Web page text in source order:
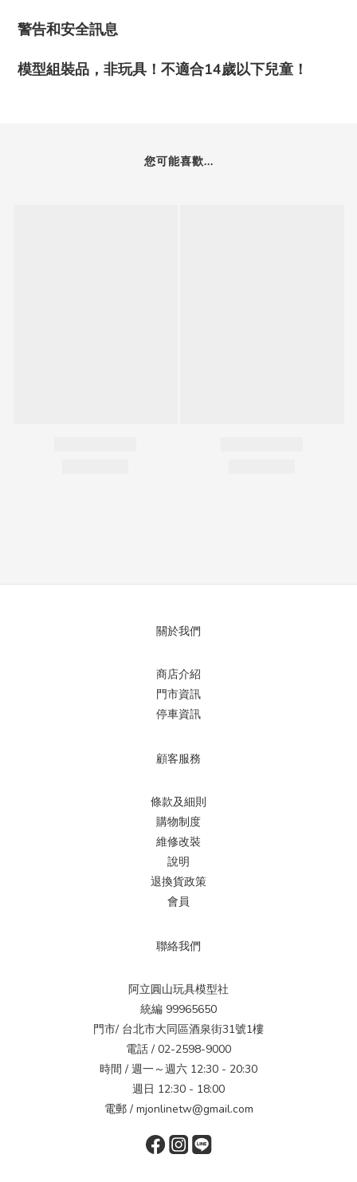
警告和安全訊息
模型組裝品，非玩具！不適合14歲以下兒童！
您可能喜歡...
關於我們
商店介紹
門市資訊
停車資訊
顧客服務
條款及細則
購物制度
維修改裝
說明
退換貨政策
會員
聯絡我們
阿立圓山玩具模型社
統編 99965650
門市/ 台北市大同區酒泉街31號1樓
電話 / 02-2598-9000
時間 / 週一～週六 12:30 - 20:30
週日 12:30 - 18:00
電郵 / mjonlinetw@gmail.com